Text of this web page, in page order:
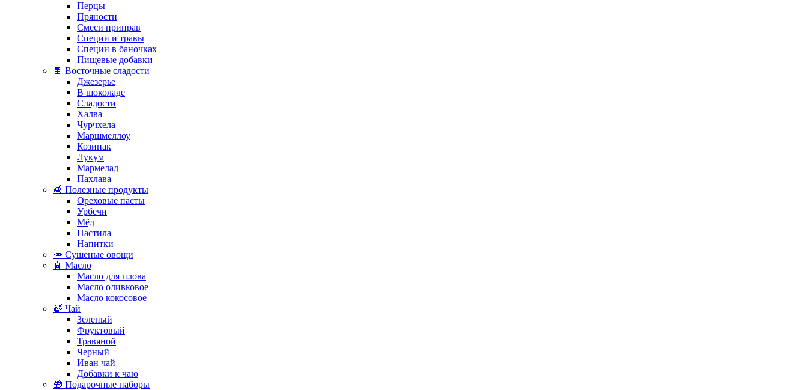
Перцы
Пряности
Смеси приправ
Специи и травы
Специи в баночках
Пищевые добавки
🍫 Восточные сладости
Джезерье
В шоколаде
Сладости
Халва
Чурчхела
Маршмеллоу
Козинак
Лукум
Мармелад
Пахлава
🍯 Полезные продукты
Ореховые пасты
Урбечи
Мёд
Пастила
Напитки
🥕 Сушеные овощи
🧴 Масло
Масло для плова
Масло оливковое
Масло кокосовое
🍃 Чай
Зеленый
Фруктовый
Травяной
Черный
Иван чай
Добавки к чаю
🎁 Подарочные наборы